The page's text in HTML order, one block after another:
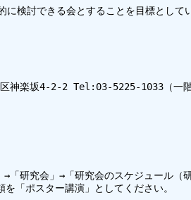
検討できる会とすることを目標として
新宿区神楽坂4-2-2 Tel:03-5225-
」→「研究会」→「研究会のスケジ
「ポスター講演」としてください。